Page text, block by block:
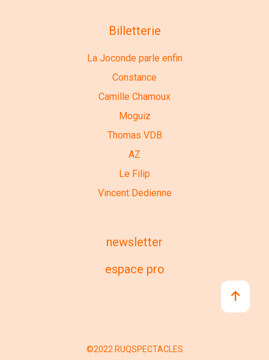
Billetterie
La Joconde parle enfin
Constance
Camille Chamoux
Moguiz
Thomas VDB
AZ
Le Filip
Vincent Dedienne
newsletter
espace pro
©2022 RUQSPECTACLES